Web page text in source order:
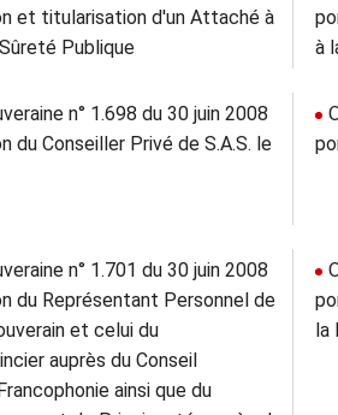
et titularisation d'un Attaché à
Publique
à
n° 1.698 du 30 juin 2008
du Conseiller Privé de S.A.S. le
n° 1.701 du 30 juin 2008
du Représentant Personnel de
et celui du
auprès du Conseil
ainsi que du
la